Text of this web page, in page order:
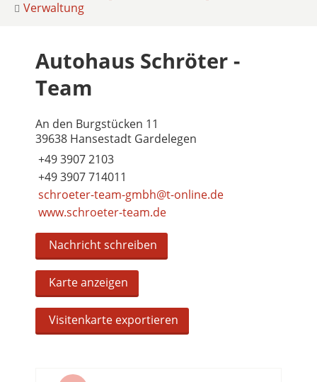
Verwaltung
Autohaus Schröter -
Team
An den Burgstücken 11
39638 Hansestadt Gardelegen
+49 3907 2103
+49 3907 714011
schroeter-team-gmbh@t-online.de
www.schroeter-team.de
Nachricht schreiben
Karte anzeigen
Visitenkarte exportieren